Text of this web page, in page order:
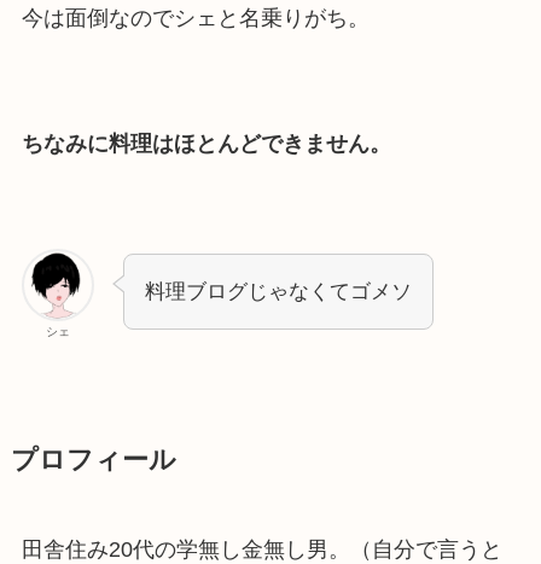
今は面倒なのでシェと名乗りがち。
ちなみに料理はほとんどできません。
シェ
料理ブログじゃなくてゴメソ
プロフィール
田舎住み20代の学無し金無し男。（自分で言うと